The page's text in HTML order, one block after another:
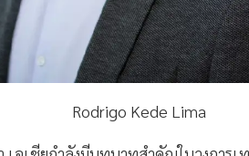
Rodrigo Kede Lima